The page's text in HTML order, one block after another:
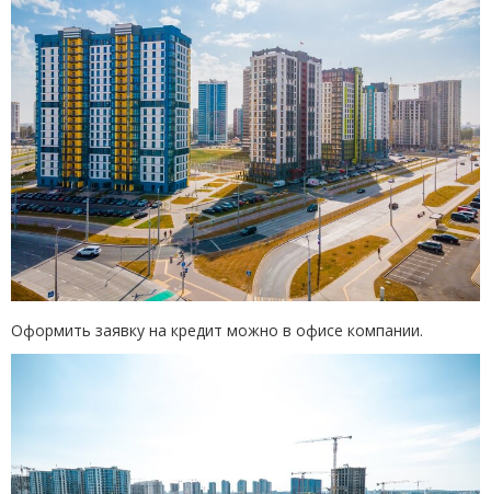
Оформить заявку на кредит можно в офисе компании.